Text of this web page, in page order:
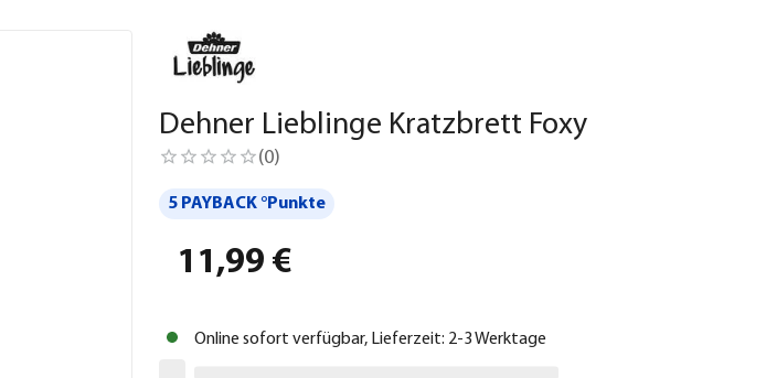
Dehner Lieblinge Kratzbrett Foxy
(0)
5 PAYBACK °Punkte
11,99 €
Online sofort verfügbar, Lieferzeit: 2-3 Werktage